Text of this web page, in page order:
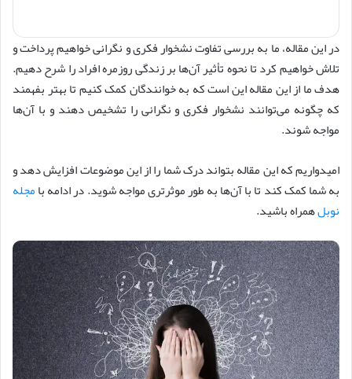
در این مقاله، ما به بررسی تفاوت نشخوار فکری و نگرانی خواهیم پرداخت و
تلاش خواهیم کرد تا نحوه تأثیر آن‌ها بر زندگی روزمره افراد را شرح دهیم.
هدف ما از این مقاله این است که به خوانندگان کمک کنیم تا بهتر بفهمند
که چگونه می‌توانند نشخوار فکری و نگرانی را تشخیص دهند و با آن‌ها
مواجه شوند.
امیدواریم که این مقاله بتواند درک شما را از این موضوعات افزایش دهد و
به شما کمک کند تا با آن‌ها به طور موثرتری مواجه شوید. در ادامه بامجله
نوبلهمراه باشید.